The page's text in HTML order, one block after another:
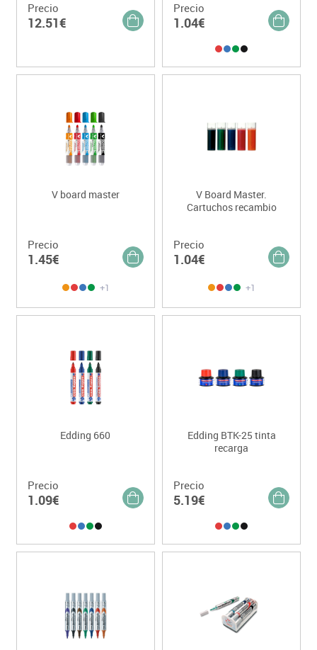
Precio
12.51€
Precio
1.04€
V board master
Precio
1.45€
+1
V Board Master.
Cartuchos recambio
Precio
1.04€
+1
Edding 660
Precio
1.09€
Edding BTK-25 tinta
recarga
Precio
5.19€